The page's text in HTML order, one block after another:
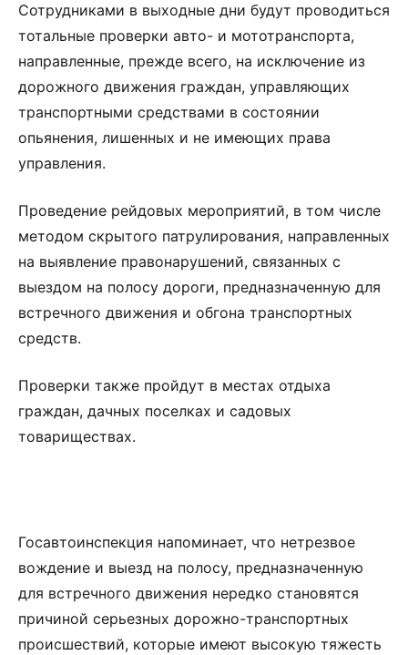
Сотрудниками в выходные дни будут проводиться
тотальные проверки авто- и мототранспорта,
направленные, прежде всего, на исключение из
дорожного движения граждан, управляющих
транспортными средствами в состоянии
опьянения, лишенных и не имеющих права
управления.
Проведение рейдовых мероприятий, в том числе
методом скрытого патрулирования, направленных
на выявление правонарушений, связанных с
выездом на полосу дороги, предназначенную для
встречного движения и обгона транспортных
средств.
Проверки также пройдут в местах отдыха
граждан, дачных поселках и садовых
товариществах.
Госавтоинспекция напоминает, что нетрезвое
вождение и выезд на полосу, предназначенную
для встречного движения нередко становятся
причиной серьезных дорожно-транспортных
происшествий, которые имеют высокую тяжесть